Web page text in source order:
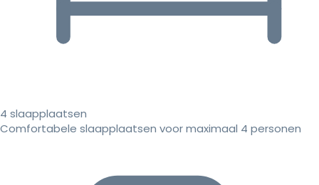
4 slaapplaatsen
Comfortabele slaapplaatsen voor maximaal 4 personen